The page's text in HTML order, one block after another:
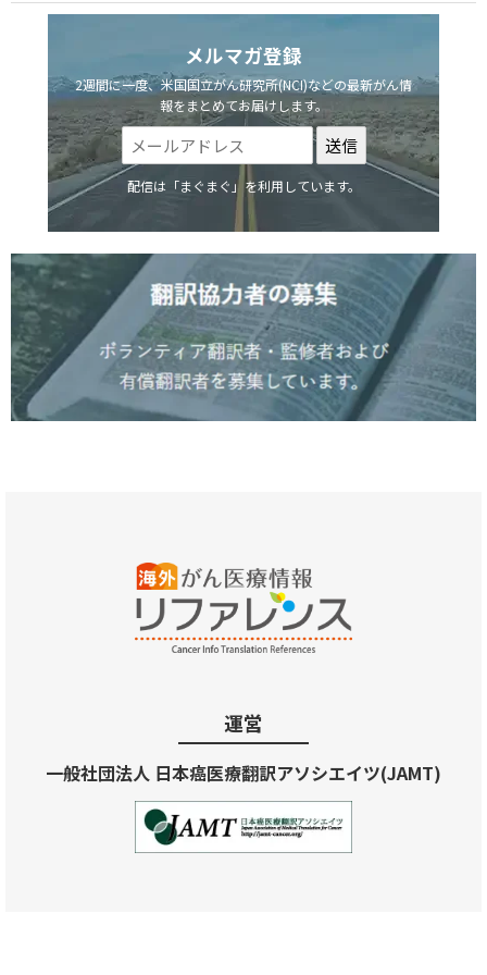
メルマガ登録
2週間に一度、米国国立がん研究所(NCI)などの最新がん情
報をまとめてお届けします。
配信は「まぐまぐ」を利用しています。
運営
一般社団法人 日本癌医療翻訳アソシエイツ(JAMT)